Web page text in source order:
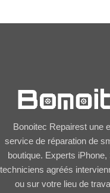
Bonoitec Repairest une
service de réparation de
boutique. Experts
techniciens agréés
ou sur votre lieu de